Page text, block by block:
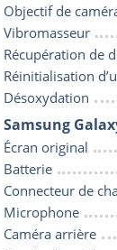
Objectif de
Vibromasseur
Récupération de
Réinitialisation
Désoxydation
Samsung
Écran original
Batterie
Connecteur de
Microphone
Caméra arrière